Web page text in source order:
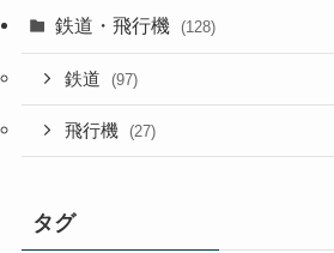
鉄道・飛行機 (128)
鉄道 (97)
飛行機 (27)
タグ